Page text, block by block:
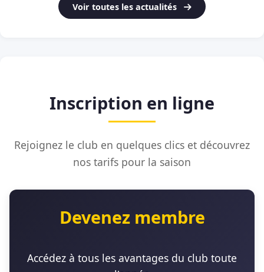
Voir toutes les actualités
Inscription en ligne
Rejoignez le club en quelques clics et découvrez
nos tarifs pour la saison
Devenez membre
Accédez à tous les avantages du club toute